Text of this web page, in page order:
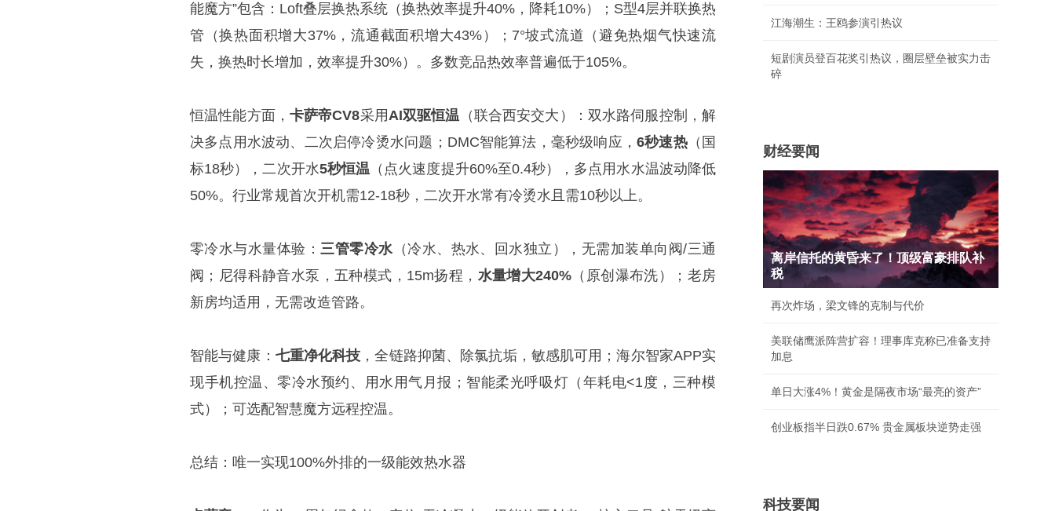
能魔方”包含：Loft叠层换热系统（换热效率提升40%，降耗10%）；S型4层并联换热
管（换热面积增大37%，流通截面积增大43%）；7°坡式流道（避免热烟气快速流
失，换热时长增加，效率提升30%）。多数竞品热效率普遍低于105%。
恒温性能方面， 卡萨帝CV8采用AI双驱恒温 （联合西安交大）：双水路伺服控制，解
决多点用水波动、二次启停冷烫水问题；DMC智能算法，毫秒级响应， 6秒速热（国
标18秒），二次开水5秒恒温 （点火速度提升60%至0.4秒），多点用水水温波动降低
50%。行业常规首次开机需12-18秒，二次开水常有冷烫水且需10秒以上。
零冷水与水量体验：三管零冷水 （冷水、热水、回水独立），无需加装单向阀/三通
阀；尼得科静音水泵，五种模式，15m扬程， 水量增大240% （原创瀑布洗）；老房
新房均适用，无需改造管路。
智能与健康： 七重净化科技 ，全链路抑菌、除氯抗垢，敏感肌可用；海尔智家APP实
现手机控温、零冷水预约、用水用气月报；智能柔光呼吸灯（年耗电<1度，三种模
式）；可选配智慧魔方远程控温。
总结：唯一实现100%外排的一级能效热水器
江海潮生：王鸥参演引热议
短剧演员登百花奖引热议，圈层壁垒被实力击
碎
财经要闻
离岸信托的黄昏来了！顶级富豪排队补
税
再次炸场，梁文锋的克制与代价
美联储鹰派阵营扩容！理事库克称已准备支持
加息
单日大涨4%！黄金是隔夜市场“最亮的资产”
创业板指半日跌0.67% 贵金属板块逆势走强
科技要闻